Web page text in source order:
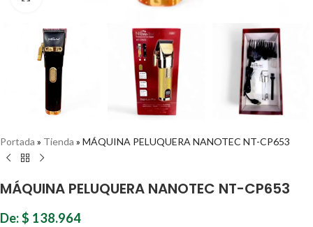
Portada » Tienda » MÁQUINA PELUQUERA NANOTEC NT-CP653
MÁQUINA PELUQUERA NANOTEC NT-CP653
De:$ 138.964